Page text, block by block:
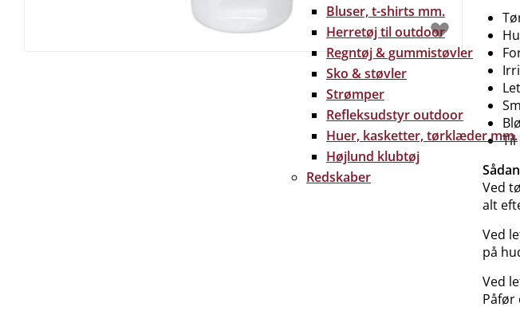
Bluser, t-shirts mm.
Herretøj til outdoor
Regntøj & gummistøvler
Sko & støvler
Strømper
Refleksudstyr outdoor
Huer, kasketter, tørklæder mm.
Højlund klubtøj
Redskaber
Til
Ved
alt
Ved
på
Ved
Påfør